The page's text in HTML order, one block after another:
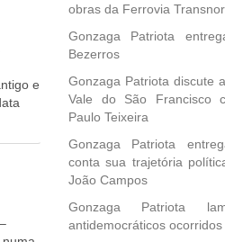
o
e
obras da Ferrovia
Gonzaga Patriota
Bezerros
Gonzaga Patriota discute
Vale do São Francisco
Paulo Teixeira
Gonzaga Patriota
conta sua trajetória
João Campos
Gonzaga Patriota
antidemocráticos